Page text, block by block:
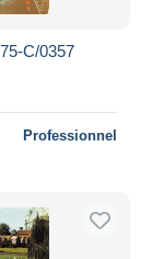
C/0357
Professionnel